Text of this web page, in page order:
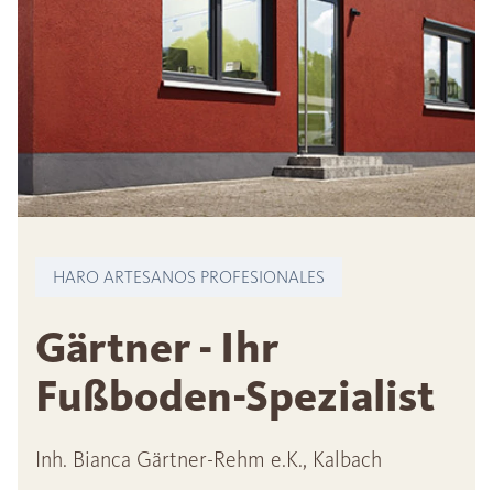
HARO ARTESANOS PROFESIONALES
Gärtner - Ihr
Fußboden-Spezialist
Inh. Bianca Gärtner-Rehm e.K., Kalbach